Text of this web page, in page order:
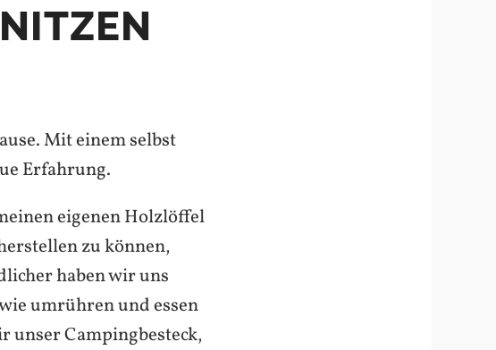
Mit einem selbst
Erfahrung.
eigenen Holzlöffel
zu können,
haben wir uns
umrühren und essen
unser Campingbesteck,